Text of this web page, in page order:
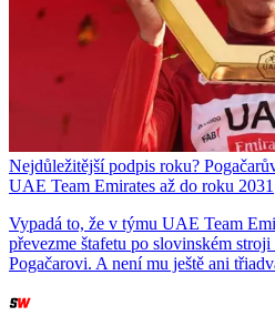
Nejdůležitější podpis roku?
UAE Team Emirates až do roku 2031
Vypadá to, že v týmu UAE Team
převezme štafetu po slovinském
Pogačarovi. A není mu ještě ani